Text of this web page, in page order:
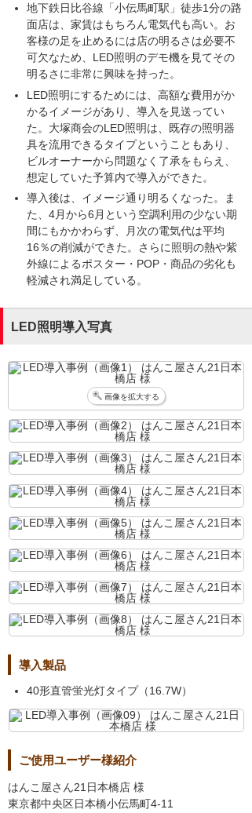
地下鉄日比谷線「小伝馬町駅」徒歩1分の路
面店は、家賃はもちろん電気代も高い。お
客様の足を止めるには店の明るさは必要不
可欠なため、LED照明のデモ機を見てその
明るさに非常に興味を持った。
LED照明にするためには、高額な費用がか
かるイメージがあり、導入を見送ってい
た。大塚商会のLED照明は、既存の照明器
具を流用できるタイプということもあり、
ビルオーナーから問題なく了承をもらえ、
想定していた予算内で導入ができた。
導入後は、イメージ通り明るくなった。ま
た、4月から6月という空調利用の少ない期
間にもかかわらず、月次の電気代は平均
16％の削減ができた。さらに照明の熱や紫
外線によるポスター・POP・商品の劣化も
軽減され満足している。
LED照明導入写真
画像を拡大する
導入製品
40形直管蛍光灯タイプ（16.7W）
ご使用ユーザー様紹介
はんこ屋さん21日本橋店 様
東京都中央区日本橋小伝馬町4-11